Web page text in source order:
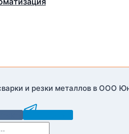
и резки металлов в ООО